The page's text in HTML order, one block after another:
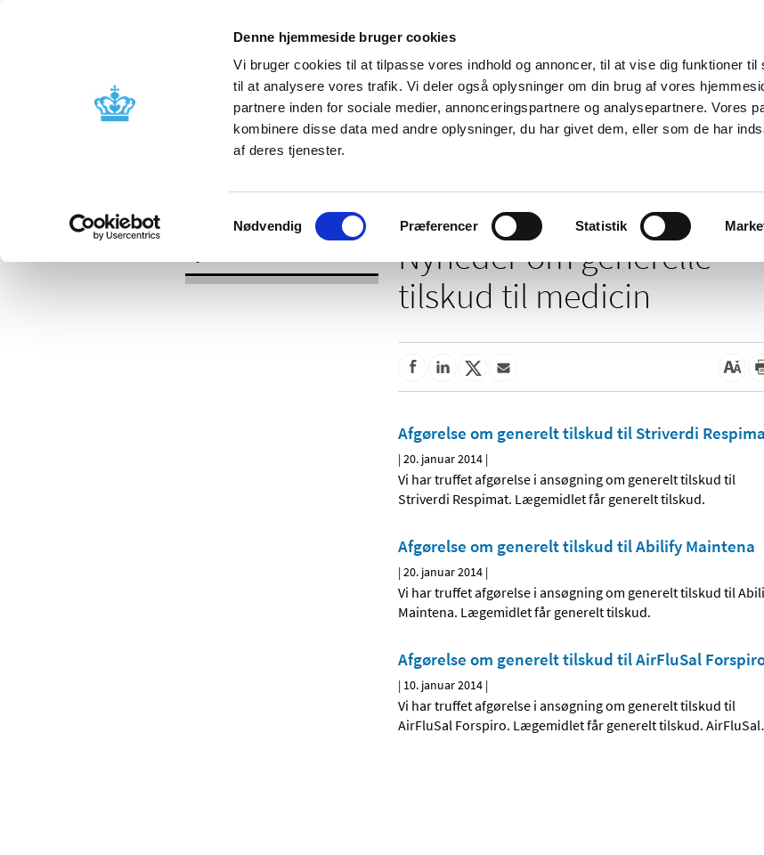
Denne hjemmeside bruger cookies
Vi bruger cookies til at tilpasse vores indhold og annoncer, til at vise dig funktioner til
til at analysere vores trafik. Vi deler også oplysninger om din brug af vores
partnere inden for sociale medier, annonceringspartnere og analysepartnere. Vores
kombinere disse data med andre oplysninger, du har givet dem, eller som de har
af deres tjenester.
Samtykkevalg
Nødvendig Præferencer Statistik
Nyheder Om os
Godkendelse og
Bivirkninger og
produktinformation
Tilskud og
Apoteker og salg af
Nyheder om generelle
tilskud til medicin
Afgørelse om generelt tilskud til Striverdi
|20. januar 2014 |
Vi har truffet afgørelse i ansøgning om generelt tilskud til
Striverdi Respimat. Lægemidlet får generelt tilskud.
Afgørelse om generelt tilskud til Abilify Maintena
|20. januar 2014 |
Vi har truffet afgørelse i ansøgning om generelt tilskud til
Maintena. Lægemidlet får generelt tilskud.
Afgørelse om generelt tilskud til AirFluSal
| 10. januar 2014 |
Vi har truffet afgørelse i ansøgning om generelt tilskud til
AirFluSal Forspiro. Lægemidlet får generelt tilskud. AirFluSal